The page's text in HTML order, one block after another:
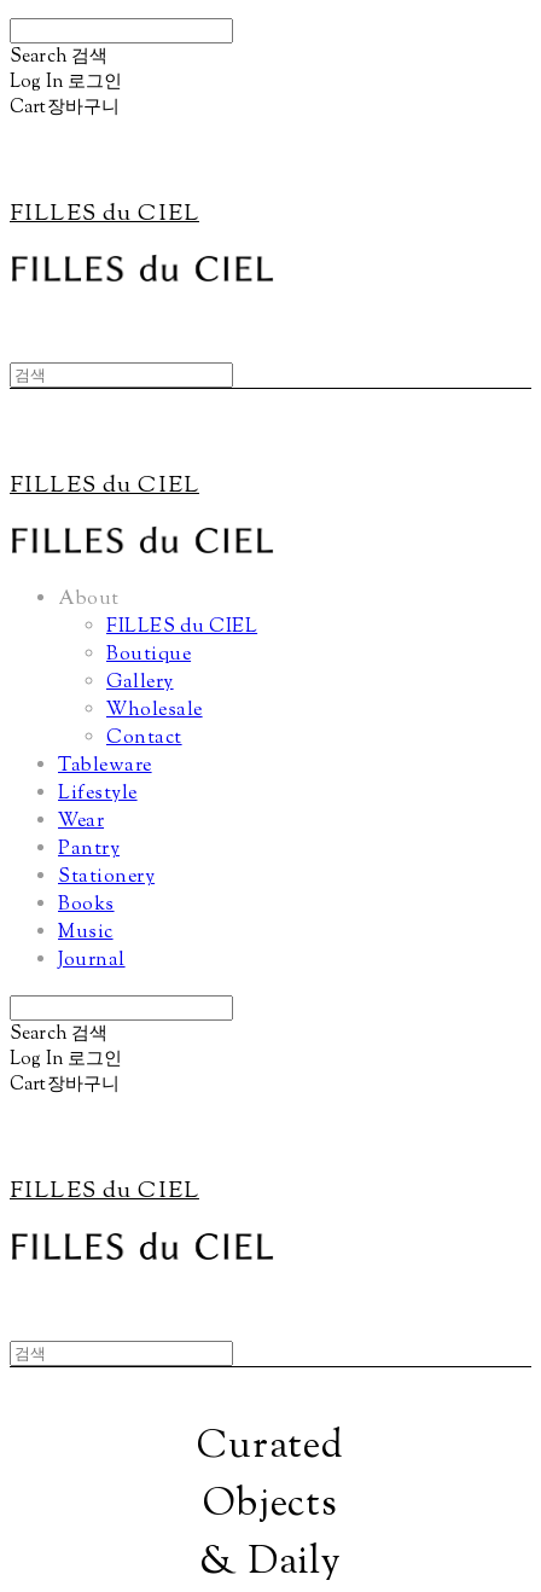
Search 검색
Log In 로그인
Cart장바구니
FILLES du CIEL
FILLES du CIEL
About
FILLES du CIEL
Boutique
Gallery
Wholesale
Contact
Tableware
Lifestyle
Wear
Pantry
Stationery
Books
Music
Journal
Search 검색
Log In 로그인
Cart장바구니
FILLES du CIEL
Curated
Objects
& Daily